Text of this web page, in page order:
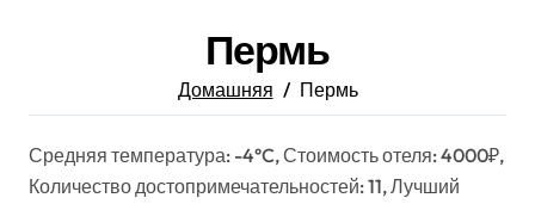
Пермь
Домашняя Пермь
Средняя температура: -4°C, Стоимость отеля: 4000₽,
Количество достопримечательностей: 11, Лучший